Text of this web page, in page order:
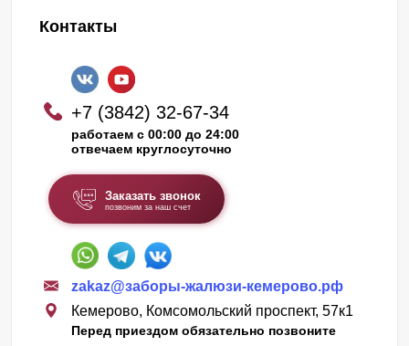
Контакты
+7 (3842) 32-67-34
работаем с 00:00 до 24:00
отвечаем круглосуточно
Заказать звонок
позвоним за наш счет
zakaz@заборы-жалюзи-кемерово.рф
Кемерово, Комсомольский проспект, 57к1
Перед приездом обязательно позвоните